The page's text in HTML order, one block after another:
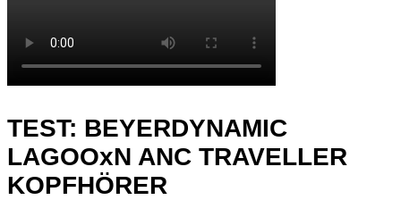
TEST: BEYERDYNAMIC
LAGOOxN ANC TRAVELLER
KOPFHÖRER